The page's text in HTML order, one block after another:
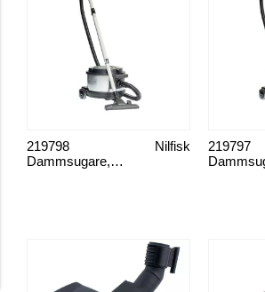
Dammsugare, VP 930 Hepa Standard Nordic
Nilfisk
219798 219797